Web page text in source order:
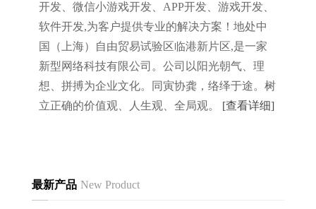
开发、微信小游戏开发、APP开发、游戏开发、
软件开发,为客户提供专业的解决方案！地处中
国（上海）自由贸易试验区临港新片区,是一家
新型网络科技有限公司。公司以阳光朝气、理
想、拼搏为企业文化。同寅协龚，络绎于途。树
立正确的价值观、人生观、全局观。 [查看详细]
最新产品 New Product